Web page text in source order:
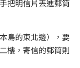
把明信片丟進郵筒
島的東北邊），要
樓，寄信的郵筒則